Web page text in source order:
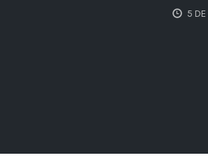
5 DE